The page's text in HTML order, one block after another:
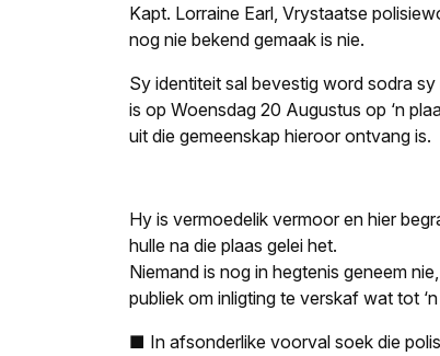
Kapt. Lorraine Earl, Vrystaatse
nog nie bekend gemaak is nie.
Sy identiteit sal bevestig word sodra
is op Woensdag 20 Augustus op ‘n
uit die gemeenskap hieroor ontvang is.
Hy is vermoedelik vermoor en hier
hulle na die plaas gelei het.
Niemand is nog in hegtenis geneem
publiek om inligting te verskaf wat tot
■ In afsonderlike voorval soek die